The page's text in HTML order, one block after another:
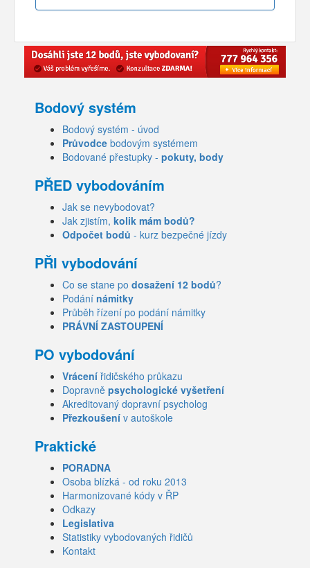
Bodový systém
Bodový systém - úvod
Průvodce bodovým systémem
Bodované přestupky - pokuty, body
PŘED vybodováním
Jak se nevybodovat?
Jak zjistím, kolik mám bodů?
Odpočet bodů - kurz bezpečné jízdy
PŘI vybodování
Co se stane po dosažení 12 bodů?
Podání námitky
Průběh řízení po podání námitky
PRÁVNÍ ZASTOUPENÍ
PO vybodování
Vrácení řidičského průkazu
Dopravně psychologické vyšetření
Akreditovaný dopravní psycholog
Přezkoušení v autoškole
Praktické
PORADNA
Osoba blízká - od roku 2013
Harmonizované kódy v ŘP
Odkazy
Legislativa
Statistiky vybodovaných řidičů
Kontakt